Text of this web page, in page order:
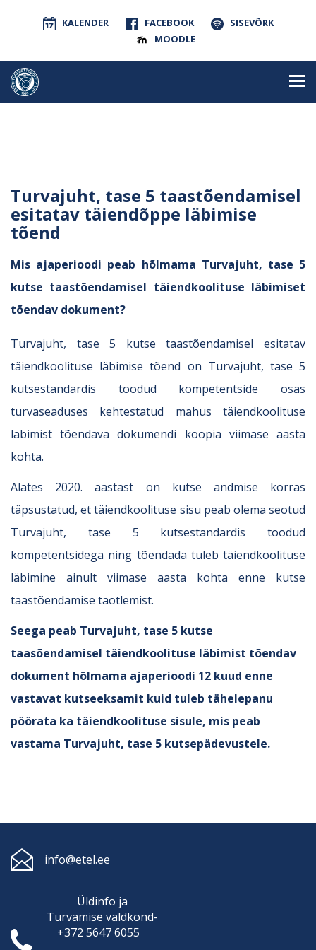
KALENDER FACEBOOK
SISEVÕRK
MOODLE
Turvajuht, tase 5 taastõendamisel
esitatav täiendõppe läbimise
tõend
Mis ajaperioodi peab hõlmama Turvajuht, tase 5
kutse taastõendamisel täiendkoolituse läbimiset
tõendav dokument?
Turvajuht, tase 5 kutse taastõendamisel esitatav
täiendkoolituse läbimise tõend on Turvajuht, tase 5
kutsestandardis toodud kompetentside osas
turvaseaduses kehtestatud mahus täiendkoolituse
läbimist tõendava dokumendi koopia viimase aasta
kohta.
Alates 2020. aastast on kutse andmise korras
täpsustatud, et täiendkoolituse sisu peab olema seotud
Turvajuht, tase 5 kutsestandardis toodud
kompetentsidega ning tõendada tuleb täiendkoolituse
läbimine ainult viimase aasta kohta enne kutse
taastõendamise taotlemist.
Seega peab Turvajuht, tase 5 kutse
taasõendamisel täiendkoolituse läbimist tõendav
dokument hõlmama ajaperioodi 12 kuud enne
vastavat kutseeksamit kuid tuleb tähelepanu
pöörata ka täiendkoolituse sisule, mis peab
vastama Turvajuht, tase 5 kutsepädevustele.
info@etel.ee
Üldinfo ja
Turvamise valdkond-
+372 5647 6055